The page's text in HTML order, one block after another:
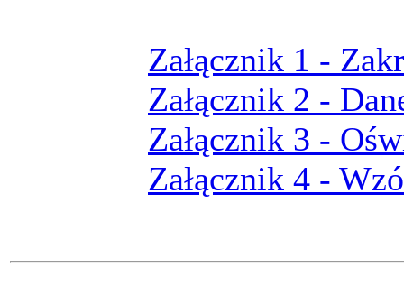
Załącznik 1 -
Załącznik 2 -
Załącznik 3 -
Załącznik 4 -